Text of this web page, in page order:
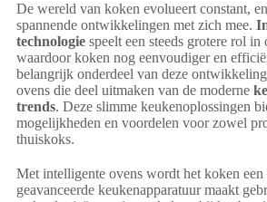
De wereld van koken evolueert constant,
spannende ontwikkelingen met zich mee.
technologie speelt een steeds grotere rol in
waardoor koken nog eenvoudiger en
belangrijk onderdeel van deze
ovens die deel uitmaken van de moderne
trends. Deze slimme keukenoplossingen
mogelijkheden en voordelen voor zowel
thuiskoks.
Met intelligente ovens wordt het koken
geavanceerde keukenapparatuur maakt